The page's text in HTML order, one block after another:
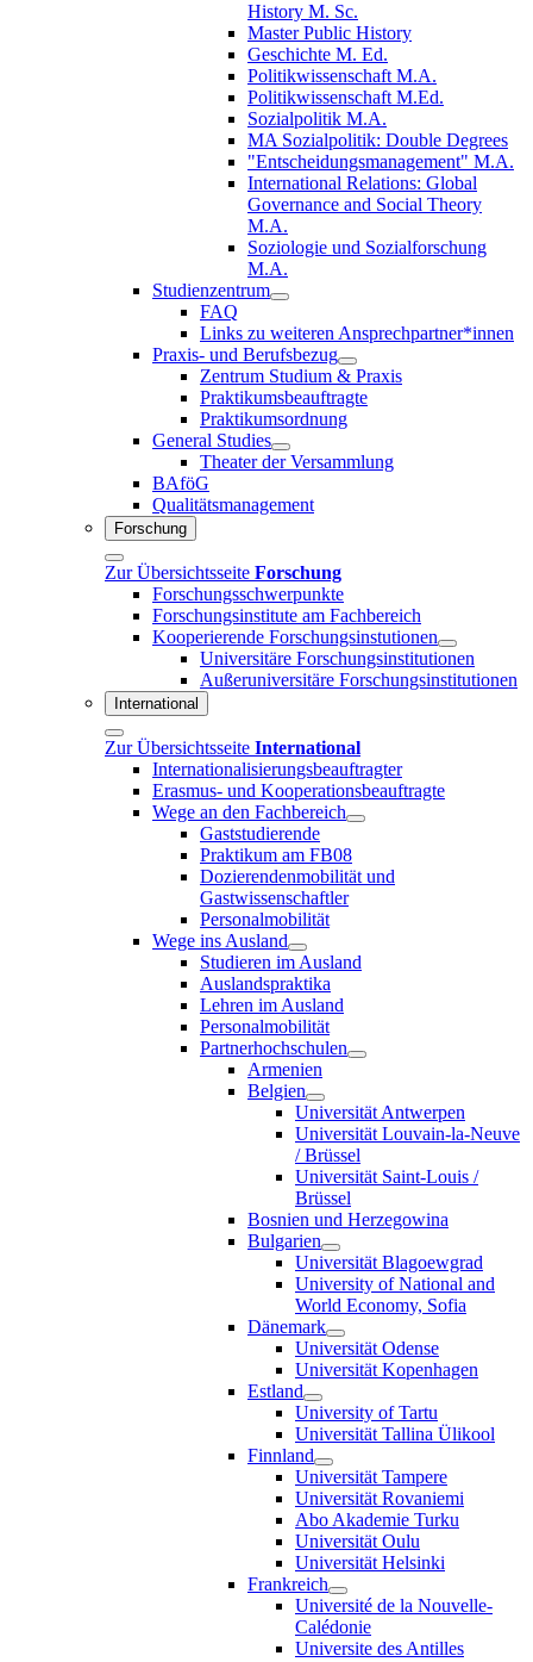
History M. Sc.
Master Public History
Geschichte M. Ed.
Politikwissenschaft M.A.
Politikwissenschaft M.Ed.
Sozialpolitik M.A.
MA Sozialpolitik: Double Degrees
"Entscheidungsmanagement" M.A.
International Relations: Global
Governance and Social Theory
M.A.
Soziologie und Sozialforschung
M.A.
Studienzentrum
FAQ
Links zu weiteren Ansprechpartner*innen
Praxis- und Berufsbezug
Zentrum Studium & Praxis
Praktikumsbeauftragte
Praktikumsordnung
General Studies
Theater der Versammlung
BAföG
Qualitätsmanagement
Forschung
Zur Übersichtsseite Forschung
Forschungsschwerpunkte
Forschungsinstitute am Fachbereich
Kooperierende Forschungsinstutionen
Universitäre Forschungsinstitutionen
Außeruniversitäre Forschungsinstitutionen
International
Zur Übersichtsseite International
Internationalisierungsbeauftragter
Erasmus- und Kooperationsbeauftragte
Wege an den Fachbereich
Gaststudierende
Praktikum am FB08
Dozierendenmobilität und
Gastwissenschaftler
Personalmobilität
Wege ins Ausland
Studieren im Ausland
Auslandspraktika
Lehren im Ausland
Personalmobilität
Partnerhochschulen
Armenien
Belgien
Universität Antwerpen
Universität Louvain-la-Neuve
/ Brüssel
Universität Saint-Louis /
Brüssel
Bosnien und Herzegowina
Bulgarien
Universität Blagoewgrad
University of National and
World Economy, Sofia
Dänemark
Universität Odense
Universität Kopenhagen
Estland
University of Tartu
Universität Tallina Ülikool
Finnland
Universität Tampere
Universität Rovaniemi
Abo Akademie Turku
Universität Oulu
Universität Helsinki
Frankreich
Université de la Nouvelle-
Calédonie
Universite des Antilles